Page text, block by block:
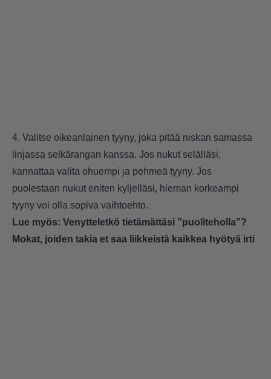
4. Valitse oikeanlainen tyyny, joka pitää niskan samassa
linjassa selkärangan kanssa. Jos nukut selälläsi,
kannattaa valita ohuempi ja pehmeä tyyny. Jos
puolestaan nukut eniten kyljelläsi, hieman korkeampi
tyyny voi olla sopiva vaihtoehto.
Lue myös: Venytteletkö tietämättäsi ”puoliteholla”?
Mokat, joiden takia et saa liikkeistä kaikkea hyötyä irti